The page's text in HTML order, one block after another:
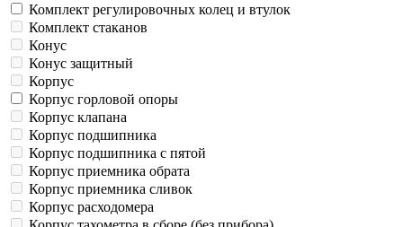
Комплект регулировочных колец и втулок
Комплект стаканов
Конус
Конус защитный
Корпус
Корпус горловой опоры
Корпус клапана
Корпус подшипника
Корпус подшипника с пятой
Корпус приемника обрата
Корпус приемника сливок
Корпус расходомера